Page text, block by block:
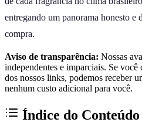
entregando um panorama honesto e
compra.
Aviso de transparência: Nossas
independentes e imparciais. Se
dos nossos links, podemos receber
nenhum custo adicional para você.
Índice do Conteúdo